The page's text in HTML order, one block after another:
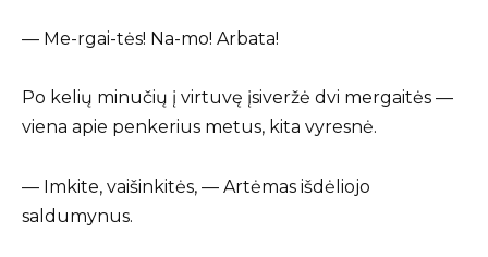
— Me-rgai-tės! Na-mo! Arbata!
Po kelių minučių į virtuvę įsiveržė dvi mergaitės —
viena apie penkerius metus, kita vyresnė.
— Imkite, vaišinkitės, — Artėmas išdėliojo
saldumynus.